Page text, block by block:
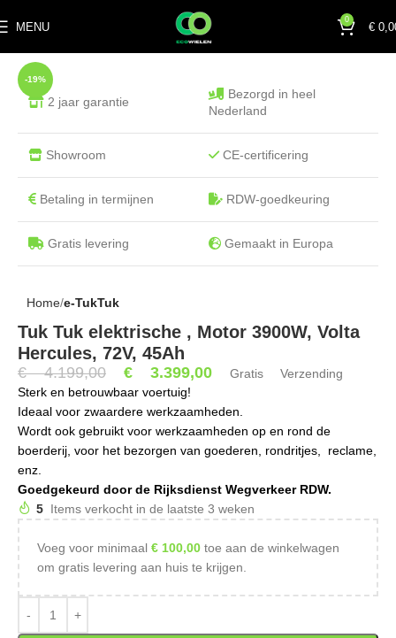
MENU
0
€
-19%
2 jaar garantie
Bezorgd in heel
Nederland
Showroom CE-certificering
Betaling in termijnen RDW-goedkeuring
Gratis levering Gemaakt in Europa
Home e-TukTuk
Tuk Tuk elektrische , Motor 3900W, Volta
Hercules, 72V, 45Ah
€4.199,00 € 3.399,00
Gratis Verzending
Sterk en betrouwbaar voertuig!
Ideaal voor zwaardere werkzaamheden.
Wordt ook gebruikt voor werkzaamheden op en rond de
boerderij, voor het bezorgen van goederen, rondritjes, reclame,
enz.
Goedgekeurd door de Rijksdienst Wegverkeer RDW.
5 Items verkocht in de laatste 3 weken
Voeg voor minimaal € 100,00 toe aan de winkelwagen
om gratis levering aan huis te krijgen.